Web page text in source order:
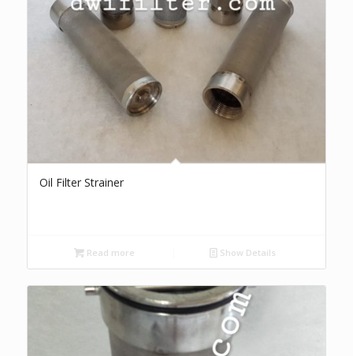
Oil Filter Strainer
Read more Show Details